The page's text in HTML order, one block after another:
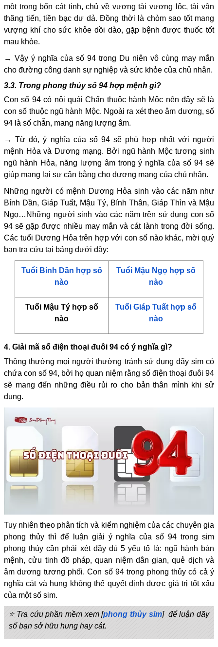
một trong bốn cát tinh, chủ về vượng tài vượng lộc, tài vận
thăng tiến, tiền bạc dư dả. Đồng thời là chòm sao tốt mang
vượng khí cho sức khỏe dồi dào, gặp bệnh được thuốc tốt
mau khỏe.
→ Vậy ý nghĩa của số 94 trong Du niên vô cùng may mắn
cho đường công danh sự nghiệp và sức khỏe của chủ nhân.
3.3. Trong phong thủy số 94 hợp mệnh gì?
Con số 94 có nội quái Chấn thuộc hành Mộc nên đây sẽ là
con số thuộc ngũ hành Mộc. Ngoài ra xét theo âm dương, số
94 là số chẵn, mang năng lượng âm.
→ Từ đó, ý nghĩa của số 94 sẽ phù hợp nhất với người
mệnh Hỏa và Dương mạng. Bởi ngũ hành Mộc tương sinh
ngũ hành Hỏa, năng lượng âm trong ý nghĩa của số 94 sẽ
giúp mang lại sự cân bằng cho dương mạng của chủ nhân.
Những người có mệnh Dương Hỏa sinh vào các năm như
Bính Dần, Giáp Tuất, Mậu Tý, Bính Thân, Giáp Thìn và Mậu
Ngọ…Những người sinh vào các năm trên sử dụng con số
94 sẽ gặp được nhiều may mắn và cát lành trong đời sống.
Các tuổi Dương Hỏa trên hợp với con số nào khác, mời quý
bạn tra cứu tại bảng dưới đây:
Tuổi Bính Dần hợp số
nào
Tuổi Mậu Ngọ hợp số
nào
Tuổi Mậu Tý hợp số
nào
Tuổi Giáp Tuất hợp số
nào
4. Giải mã số điện thoại đuôi 94 có ý nghĩa gì?
Thông thường mọi người thường tránh sử dụng dãy sim có
chứa con số 94, bởi họ quan niệm rằng số điện thoại đuôi 94
sẽ mang đến những điều rủi ro cho bản thân mình khi sử
dụng.
Tuy nhiên theo phân tích và kiểm nghiệm của các chuyên gia
phong thủy thì để luận giải ý nghĩa của số 94 trong sim
phong thủy cần phải xét đầy đủ 5 yếu tố là: ngũ hành bản
mệnh, cửu tinh đồ pháp, quan niệm dân gian, quẻ dịch và
âm dương tương phối. Con số 94 trong phong thủy có cả ý
nghĩa cát và hung không thể quyết định được giá trị tốt xấu
của một số sim.
⭐ Tra cứu phần mềm xem [phong thủy sim] để luận dãy
số bạn sở hữu hung hay cát.